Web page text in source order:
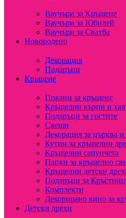
Ваучъри за Кръщене
Ваучъри за Юбилей
Ваучъри за Сватба
Новородено
Декорация
Подаръци
Кръщене
Покани за кръщене
Кръщелни кърпи и
Подаръци за гостите
Свещи
Декорация за църква и
Кутии за кръщелни
Кръщелни сапунчета
Папки за кръщелно
Кръщелни детски
Подаръци за
Комплекти
Декорирано вино за
Детски дрехи